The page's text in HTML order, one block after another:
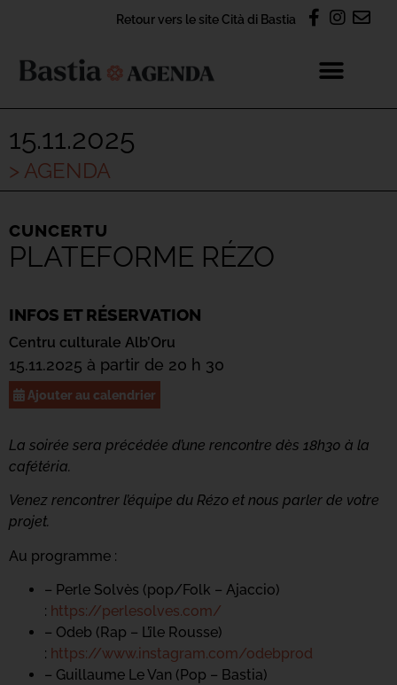
Retour vers le site Cità di Bastia
15.11.2025
> AGENDA
CUNCERTU
PLATEFORME RÉZO
INFOS ET RÉSERVATION
Centru culturale Alb’Oru
15.11.2025 à partir de 20 h 30
Ajouter au calendrier
La soirée sera précédée d’une rencontre dès 18h30 à la
cafétéria.
Venez rencontrer l’équipe du Rézo et nous parler de votre
projet.
Au programme :
– Perle Solvès (pop/Folk – Ajaccio)
: https://perlesolves.com/
– Odeb (Rap – L’île Rousse)
: https://www.instagram.com/odebprod
– Guillaume Le Van (Pop – Bastia)